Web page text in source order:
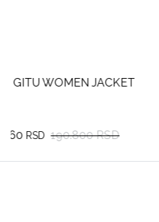
PERFECT
69.300